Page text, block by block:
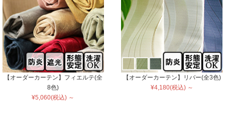
【オーダーカーテン】フィエルテ(全
8色)
¥5,060(税込) ～
【オーダーカーテン】リバー(全3色)
¥4,180(税込) ～